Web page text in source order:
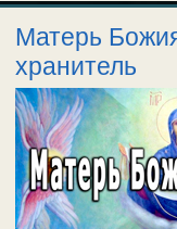
Матерь
хранитель